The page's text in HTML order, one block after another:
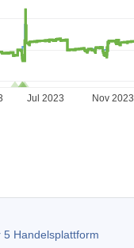
Jul 2023 Nov 2023
5Handelsplattform